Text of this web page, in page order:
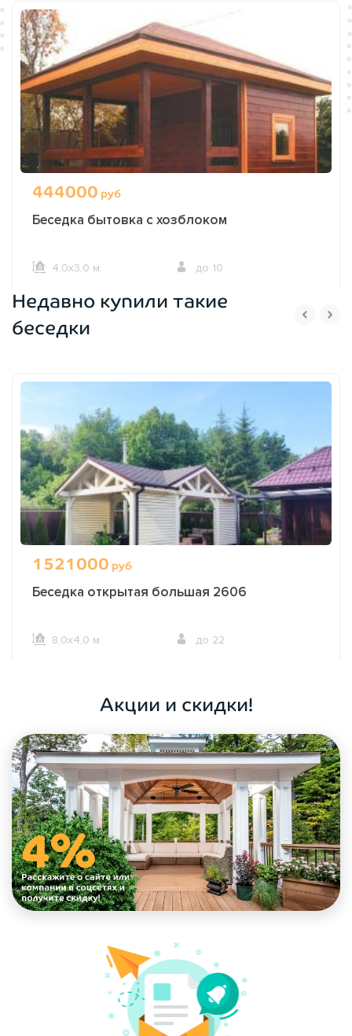
444000 руб
Беседка бытовка с хозблоком
4,0х3,0 м. до 10
ОФОРМИТЬ ЗАКАЗ
Недавно купили такие
беседки
1521000 руб
Беседка открытая большая 2606
8,0х4,0 м. до 22
Акции и скидки!